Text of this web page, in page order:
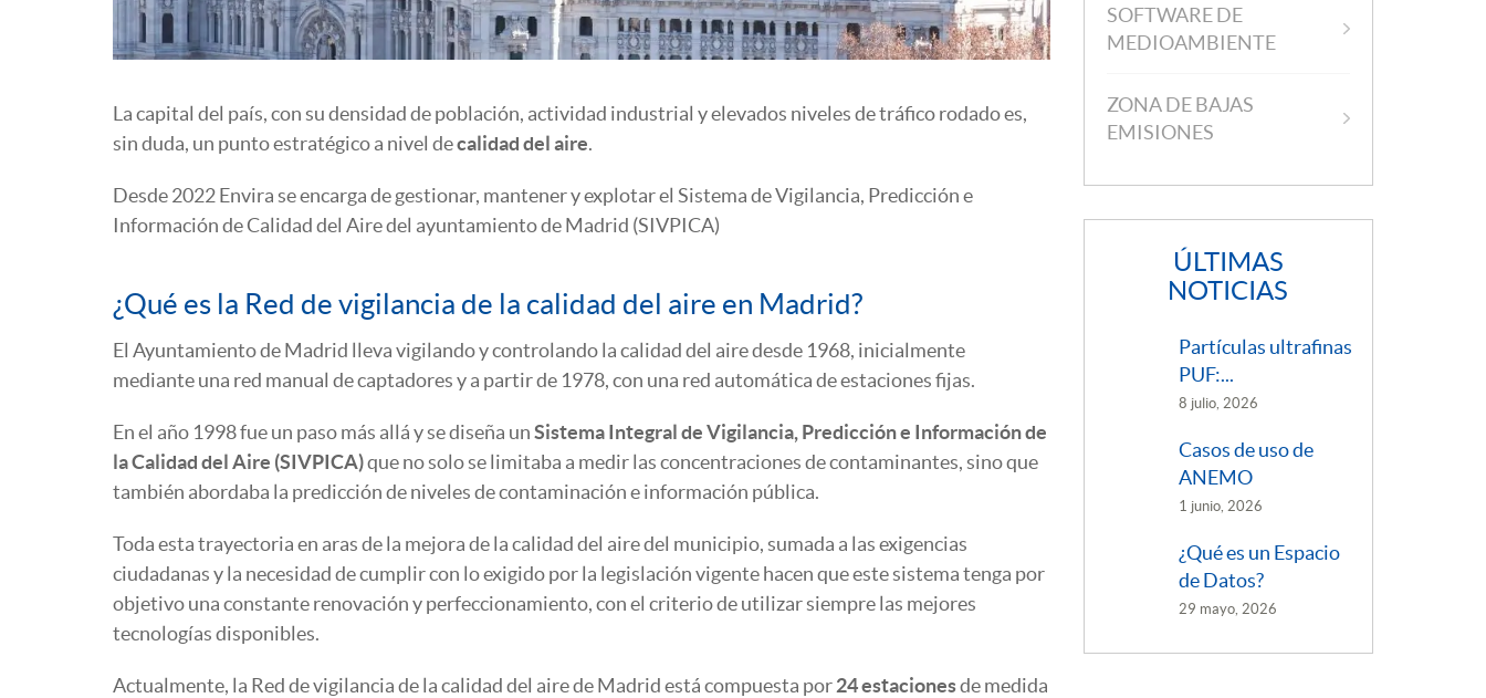
La capital del país, con su densidad de población, actividad industrial y elevados niveles de tráfico rodado es,
sin duda, un punto estratégico a nivel decalidad del aire.
Desde 2022 Envira se encarga de gestionar, mantener y explotar el Sistema de Vigilancia, Predicción e
Información de Calidad del Aire del ayuntamiento de Madrid (SIVPICA)
¿Qué es la Red de vigilancia de la calidad del aire en Madrid?
El Ayuntamiento de Madrid lleva vigilando y controlando la calidad del aire desde 1968, inicialmente
mediante una red manual de captadores y a partir de 1978, con una red automática de estaciones fijas.
En el año 1998 fue un paso más allá y se diseña unSistema Integral de Vigilancia, Predicción e Información de
la Calidad del Aire (SIVPICA)que no solo se limitaba a medir las concentraciones de contaminantes, sino que
también abordaba la predicción de niveles de contaminación e información pública.
Toda esta trayectoria en aras de la mejora de la calidad del aire del municipio, sumada a las exigencias
ciudadanas y la necesidad de cumplir con lo exigido por la legislación vigente hacen que este sistema tenga por
objetivo una constante renovación y perfeccionamiento, con el criterio de utilizar siempre las mejores
tecnologías disponibles.
Actualmente, la Red de vigilancia de la calidad del aire de Madrid está compuesta por24 estacionesde medida
SOFTWARE DE
MEDIOAMBIENTE
ZONA DE BAJAS
EMISIONES
ÚLTIMAS
NOTICIAS
Partículas ultrafinas
PUF:...
8 julio, 2026
Casos de uso de
ANEMO
1 junio, 2026
¿Qué es un Espacio
de Datos?
29 mayo, 2026